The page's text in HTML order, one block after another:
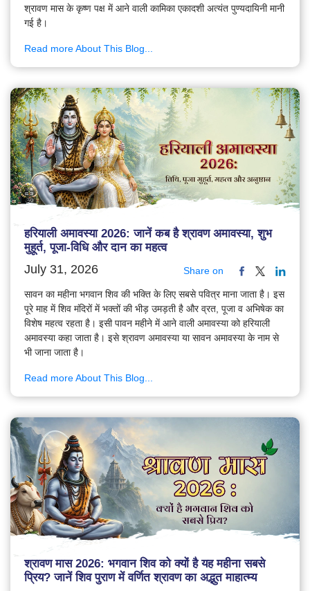
श्रावण मास के कृष्ण पक्ष में आने वाली कामिका एकादशी अत्यंत पुण्यदायिनी मानी
गई है।
Read more About This Blog...
हरियाली अमावस्या 2026: जानें कब है श्रावण अमावस्या, शुभ
मुहूर्त, पूजा-विधि और दान का महत्व
July 31, 2026 Share on
सावन का महीना भगवान शिव की भक्ति के लिए सबसे पवित्र माना जाता है। इस
पूरे माह में शिव मंदिरों में भक्तों की भीड़ उमड़ती है और व्रत, पूजा व अभिषेक का
विशेष महत्व रहता है। इसी पावन महीने में आने वाली अमावस्या को हरियाली
अमावस्या कहा जाता है। इसे श्रावण अमावस्या या सावन अमावस्या के नाम से
भी जाना जाता है।
Read more About This Blog...
श्रावण मास 2026: भगवान शिव को क्यों है यह महीना सबसे
प्रिय? जानें शिव पुराण में वर्णित श्रावण का अद्भुत माहात्म्य